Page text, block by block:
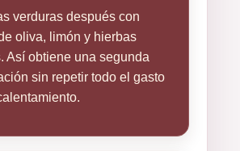
verduras después con
oliva, limón y hierbas
Así obtiene una segunda
sin repetir todo el gasto